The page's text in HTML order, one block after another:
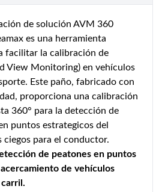
de solución AVM 360
es una herramienta
facilitar la calibración de
View Monitoring) en vehículos
Este paño, fabricado con
proporciona una calibración
360° para la detección de
puntos estrategicos del
para el conductor.
de peatones en puntos
de vehículos